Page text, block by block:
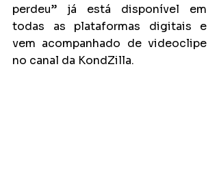
perdeu” já está disponível em
todas as plataformas digitais e
vem acompanhado de videoclipe
no canal da KondZilla.